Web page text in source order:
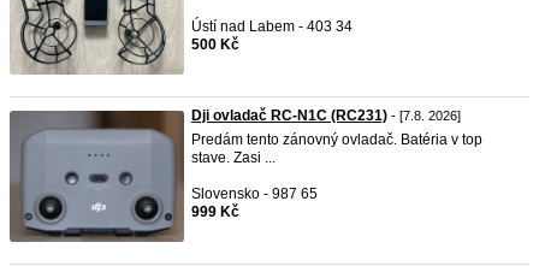
Ústí nad Labem - 403 34
500 Kč
Dji ovladač RC-N1C (RC231) - [7.8. 2026]
Predám tento zánovný ovladač. Batéria v top
stave. Zasi ...
Slovensko - 987 65
999 Kč